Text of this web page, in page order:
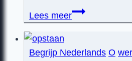
Lees meerhelpen
Begrijp Nederlands O